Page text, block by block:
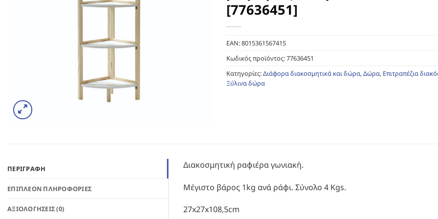
[77636451]
EAN:8015361567415
Κωδικός προϊόντος:77636451
Κατηγορίες:Διάφορα διακοσμητικά και δώρα,Δώρα, Επιτραπέζια
Ξύλινα δώρα
ΠΕΡΙΓΡΑΦΉ
ΕΠΙΠΛΈΟΝ ΠΛΗΡΟΦΟΡΊΕΣ
ΑΞΙΟΛΟΓΉΣΕΙΣ (0)
Διακοσμητική ραφιέρα γωνιακή.
Μέγιστο βάρος 1kg ανά ράφι. Σύνολο 4 Kgs.
27x27x108,5cm